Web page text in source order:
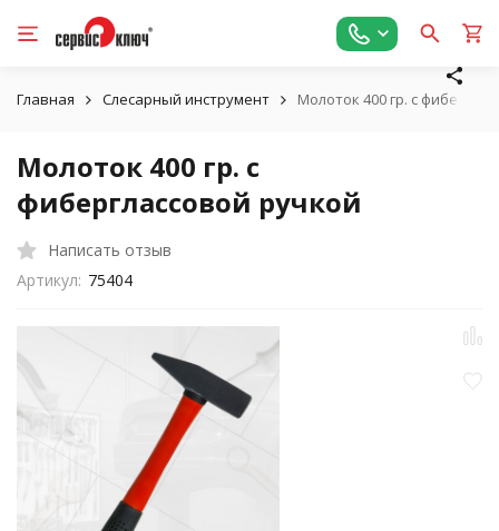
Главная Слесарный инструмент Молоток 400 гр. с
Молоток 400 гр. с
фиберглассовой ручкой
Написать отзыв
Артикул: 75404